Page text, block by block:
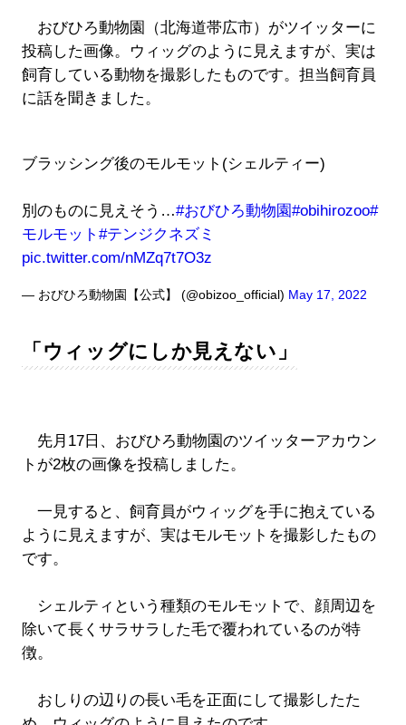
おびひろ動物園（北海道帯広市）がツイッターに
投稿した画像。ウィッグのように見えますが、実は
飼育している動物を撮影したものです。担当飼育員
に話を聞きました。
ブラッシング後のモルモット(シェルティー)
別のものに見えそう…#おびひろ動物園#obihirozoo#
モルモット #テンジクネズミ
pic.twitter.com/nMZq7t7O3z
— おびひろ動物園【公式】 (@obizoo_official) May 17, 2022
「ウィッグにしか見えない」
先月17日、おびひろ動物園のツイッターアカウン
トが2枚の画像を投稿しました。
一見すると、飼育員がウィッグを手に抱えている
ように見えますが、実はモルモットを撮影したもの
です。
シェルティという種類のモルモットで、顔周辺を
除いて長くサラサラした毛で覆われているのが特
徴。
おしりの辺りの長い毛を正面にして撮影したた